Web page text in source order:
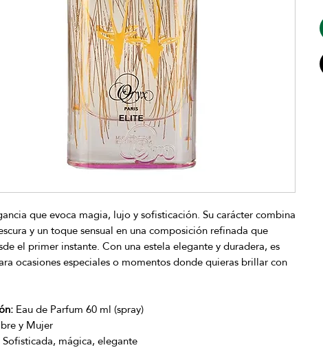
que evoca magia, lujo y sofisticación. Su carácter combina
y un toque sensual en una composición refinada que
el primer instante. Con una estela elegante y duradera, es
ocasiones especiales o momentos donde quieras brillar con
Eau de Parfum 60 ml (spray)
y Mujer
Sofisticada, mágica, elegante